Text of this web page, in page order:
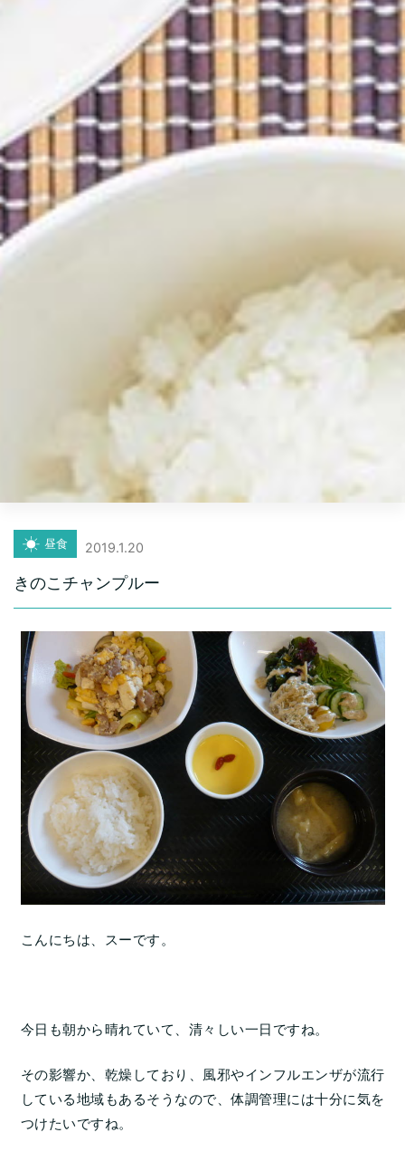
昼食 2019.1.20
きのこチャンプルー
こんにちは、スーです。
今日も朝から晴れていて、清々しい一日ですね。
その影響か、乾燥しており、風邪やインフルエンザが流行
している地域もあるそうなので、体調管理には十分に気を
つけたいですね。